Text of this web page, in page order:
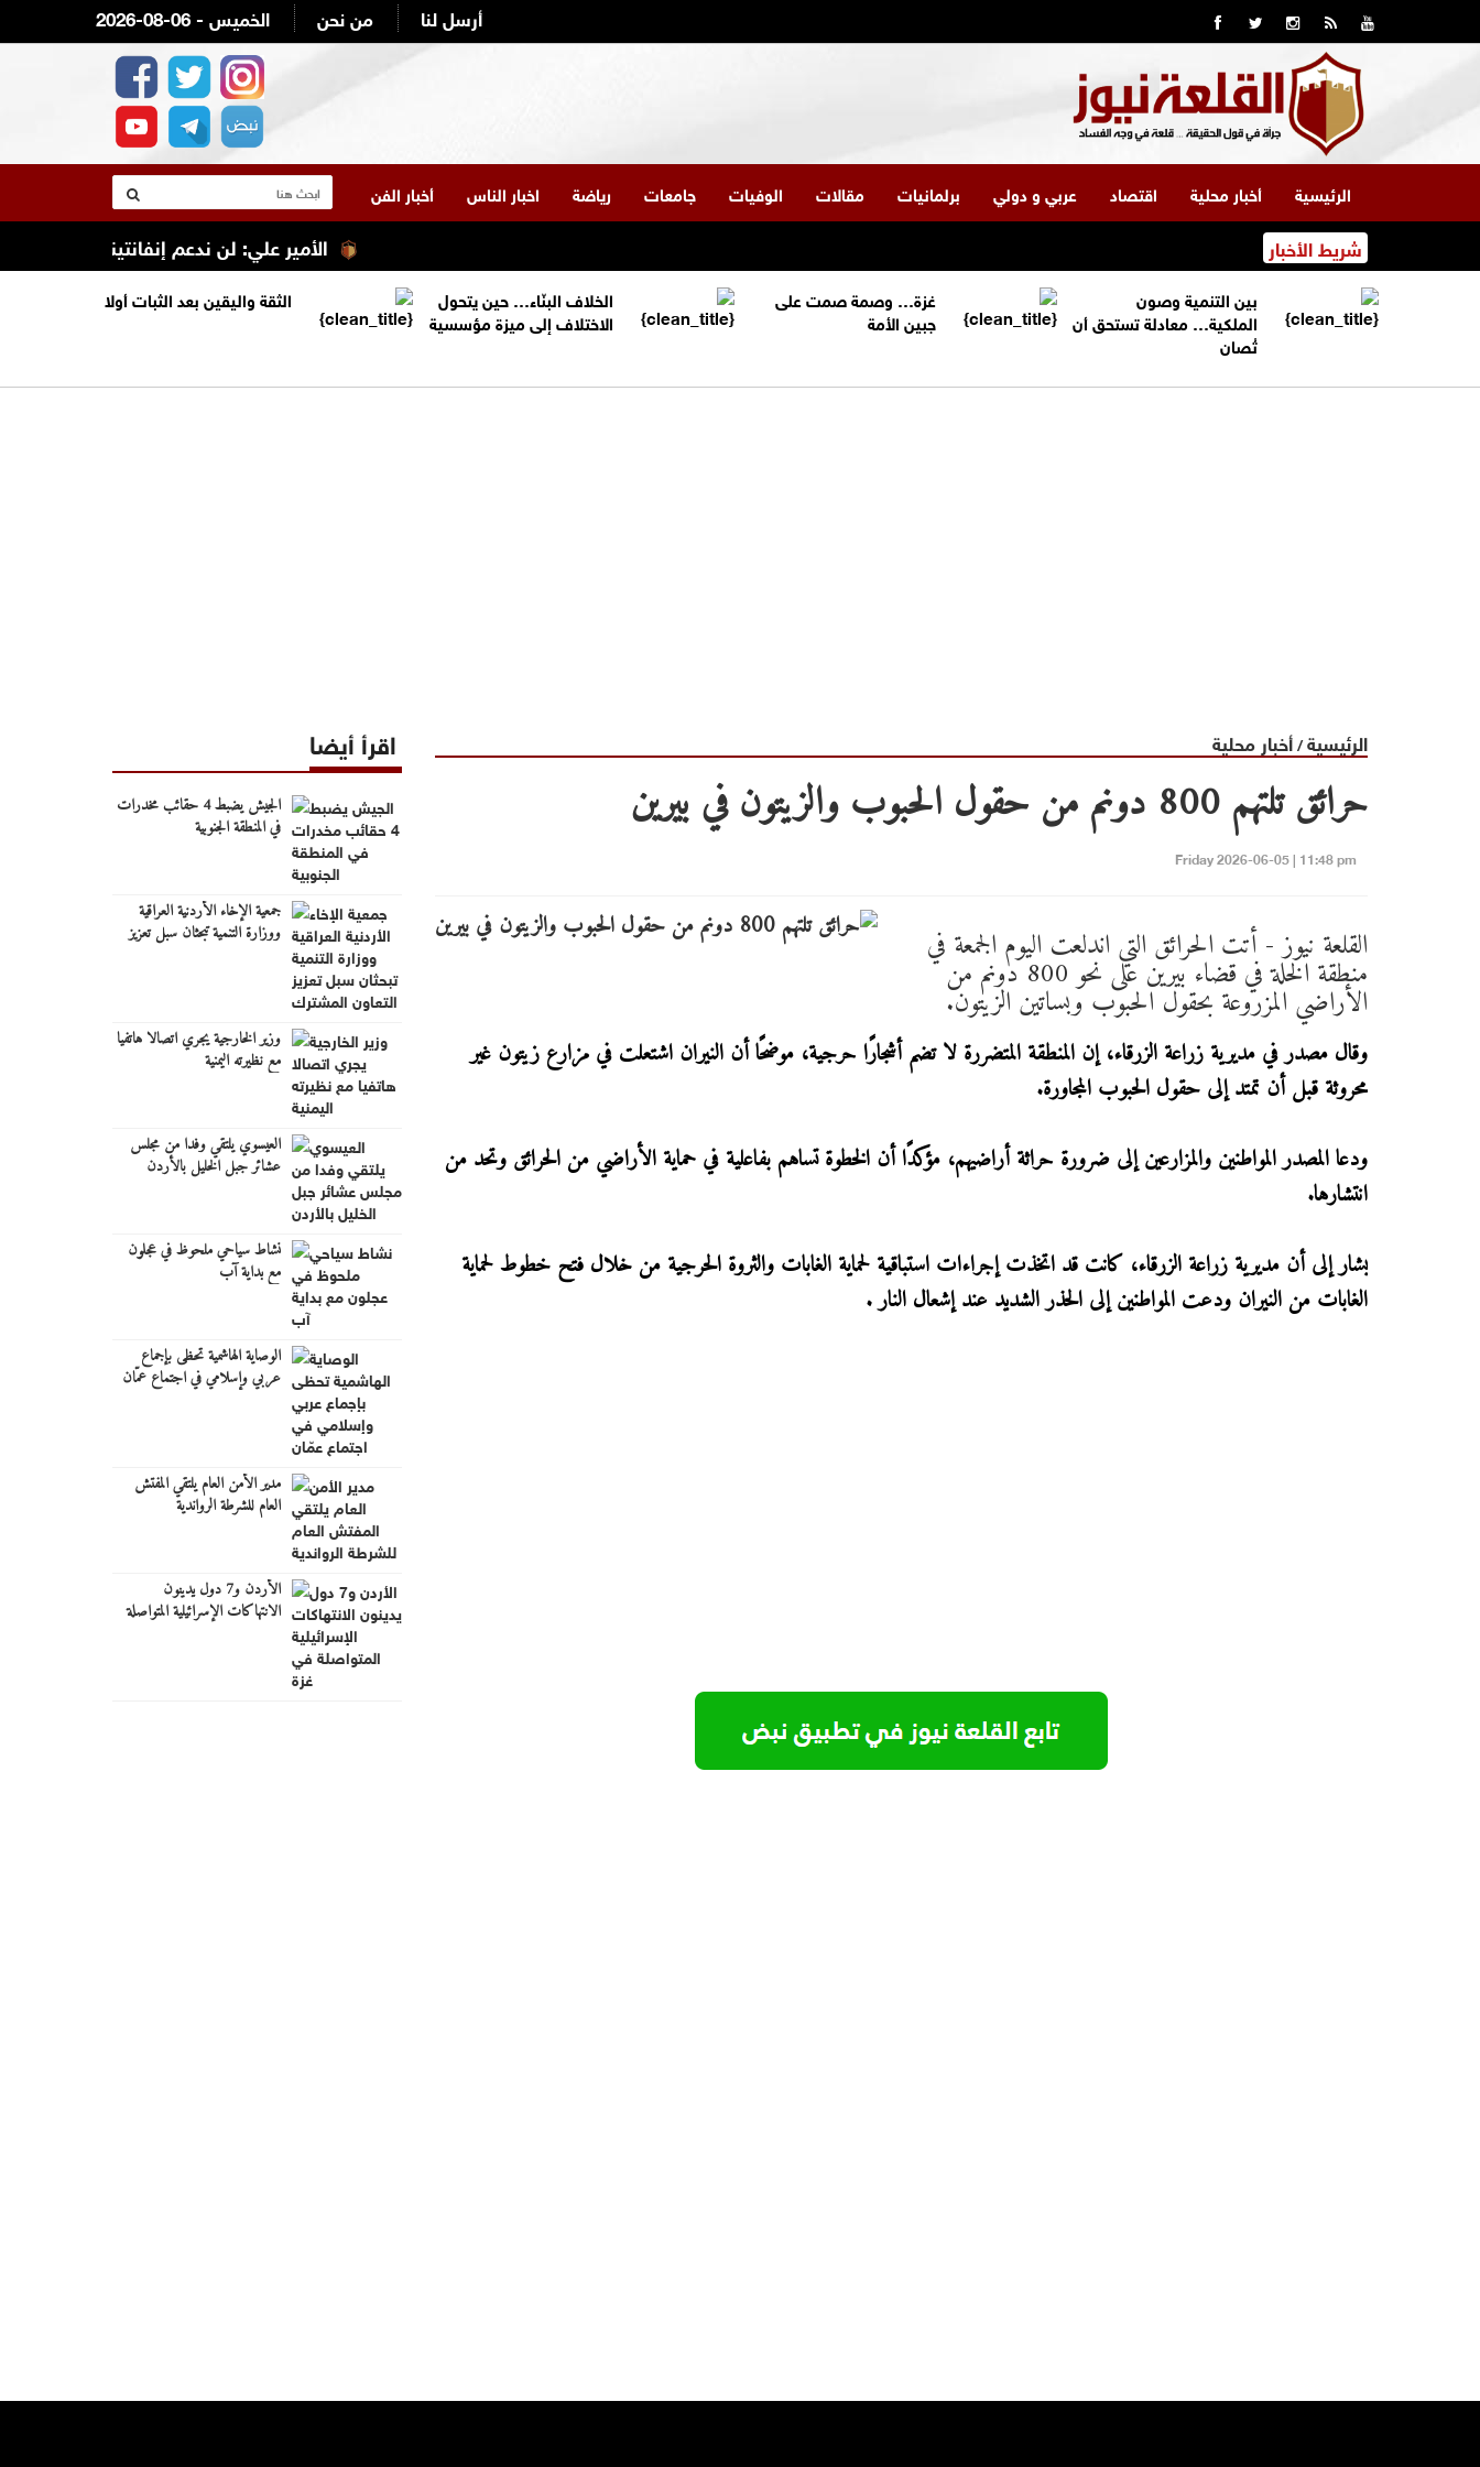
2026-08-06 - الخميس من نحن أرسل لنا
الرئيسية أخبار محلية اقتصاد عربي و دولي برلمانيات مقالات الوفيات جامعات رياضة اخبار الناس أخبار الفن
شريط الأخبار الأمير علي: لن ندعم إنفانتينو ولن نصوت له
بين التنمية وصون
الملكية… معادلة تستحق أن
تُصان
غزة… وصمة صمت على
جبين الأمة
الخلاف البنّاء… حين يتحول
الاختلاف إلى ميزة مؤسسية
الثقة واليقين بعد الثبات أولا
الرئيسية/أخبار محلية
حرائق تلتهم 800 دونم من حقول الحبوب والزيتون في بيرين
Friday 2026-06-05 | 11:48 pm
القلعة نيوز - أتت الحرائق التي اندلعت اليوم الجمعة في
منطقة الخلة في قضاء بيرين على نحو 800 دونم من
الأراضي المزروعة بحقول الحبوب وبساتين الزيتون.
وقال مصدر في مديرية زراعة الزرقاء، إن المنطقة المتضررة لا تضم أشجارًا حرجية، موضحًا أن النيران اشتعلت في مزارع زيتون غير
محروثة قبل أن تمتد إلى حقول الحبوب المجاورة.
ودعا المصدر المواطنين والمزارعين إلى ضرورة حراثة أراضيهم، مؤكدًا أن الخطوة تساهم بفاعلية في حماية الأراضي من الحرائق وتحد من
انتشارها.
يشار إلى أن مديرية زراعة الزرقاء، كانت قد اتخذت إجراءات استباقية لحماية الغابات والثروة الحرجية من خلال فتح خطوط لحماية
الغابات من النيران ودعت المواطنين إلى الحذر الشديد عند إشعال النار .
اقرأ أيضا
الجيش يضبط 4 حقائب مخدرات
في المنطقة الجنوبية
جمعية الإخاء الأردنية العراقية
ووزارة التنمية تبحثان سبل تعزيز
وزير الخارجية يجري اتصالا هاتفيا
مع نظيرته اليمنية
العيسوي يلتقي وفدا من مجلس
عشائر جبل الخليل بالأردن
نشاط سياحي ملحوظ في عجلون
مع بداية آب
الوصاية الهاشمية تحظى بإجماع
عربي وإسلامي في اجتماع عمّان
مدير الأمن العام يلتقي المفتش
العام للشرطة الرواندية
الأردن و7 دول يدينون
الانتهاكات الإسرائيلية المتواصلة